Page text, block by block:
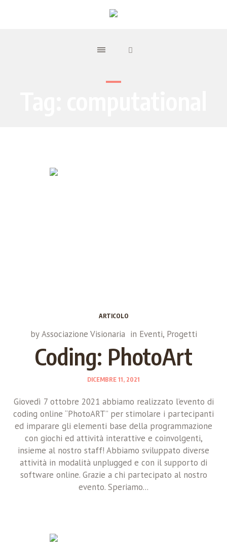
ARTICOLO
byAssociazione Visionaria in Eventi, Progetti
Coding: PhotoArt
DICEMBRE 11, 2021
Giovedì 7 ottobre 2021 abbiamo realizzato l’evento di
coding online “PhotoART” per stimolare i partecipanti
ed imparare gli elementi base della programmazione
con giochi ed attività interattive e coinvolgenti,
insieme al nostro staff! Abbiamo sviluppato diverse
attività in modalità unplugged e con il supporto di
software online. Grazie a chi partecipato al nostro
evento. Speriamo...